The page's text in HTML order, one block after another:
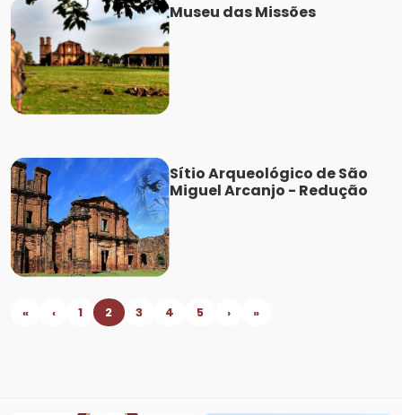
Museu das Missões
Sítio Arqueológico de São
Miguel Arcanjo - Redução
« ‹ 1 2 3 4 5 › »